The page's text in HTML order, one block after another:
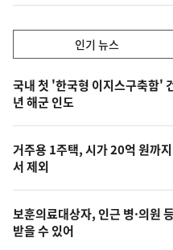
기,
최
신,
오
늘
의
영
상
인기 뉴스
기
뉴
스
국내 첫 '한국형 이지스구축함'
년 해군 인도
거주용 1주택, 시가 20억 원까
서 제외
보훈의료대상자, 인근 병·의원
받을 수 있어